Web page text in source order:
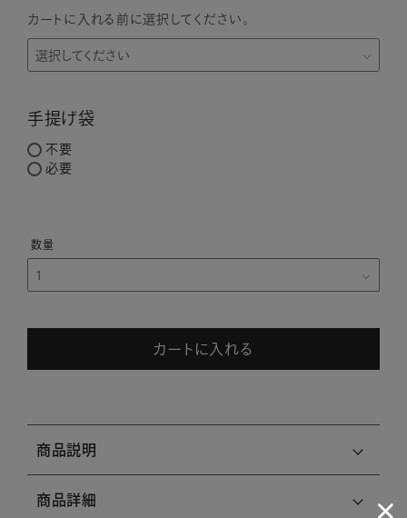
カートに入れる前に選択してください。
手提げ袋
不要
必要
カートに入れる
商品説明
商品詳細